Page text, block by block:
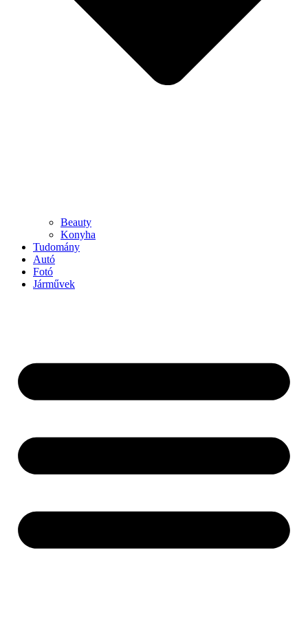
Beauty
Konyha
Tudomány
Autó
Fotó
Járművek